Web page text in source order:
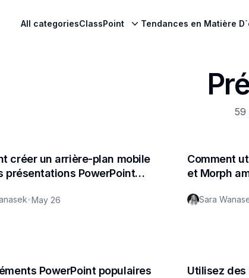
All categoriesClassPoint Tendances en Matière
59
créer un arrière-plan mobile
présentations PowerPoint
•May 26
Comment
et Morph
Sara
PowerPoint populaires
Utilisez